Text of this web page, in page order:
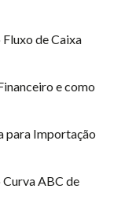
de Caixa
e como
para Importação
ABC de